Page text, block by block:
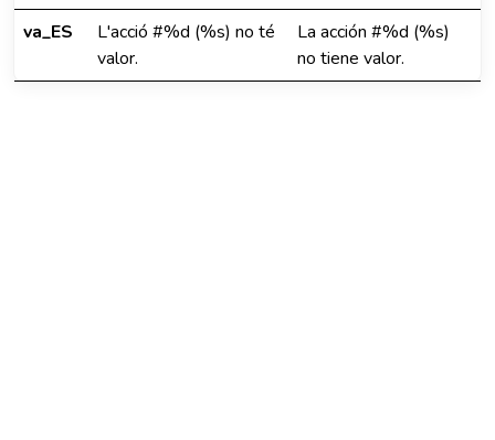
va_ES
L'acció #%d (%s) no té
valor.
La acción #%d (%s)
no tiene valor.